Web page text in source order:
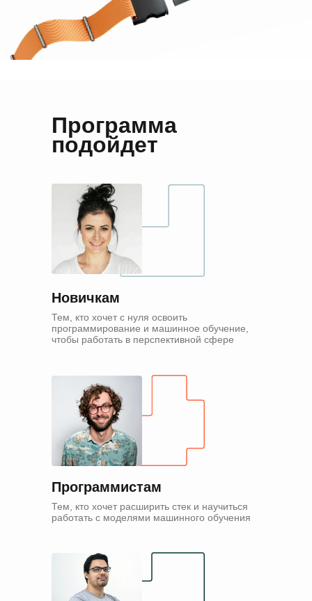
Новичкам
Программистам
Тем, кто хочет с нуля освоить
программирование и машинное обучение,
чтобы работать в перспективной сфере
Тем, кто хочет расширить стек и научиться
работать с моделями машинного обучения
Программа
подойдет